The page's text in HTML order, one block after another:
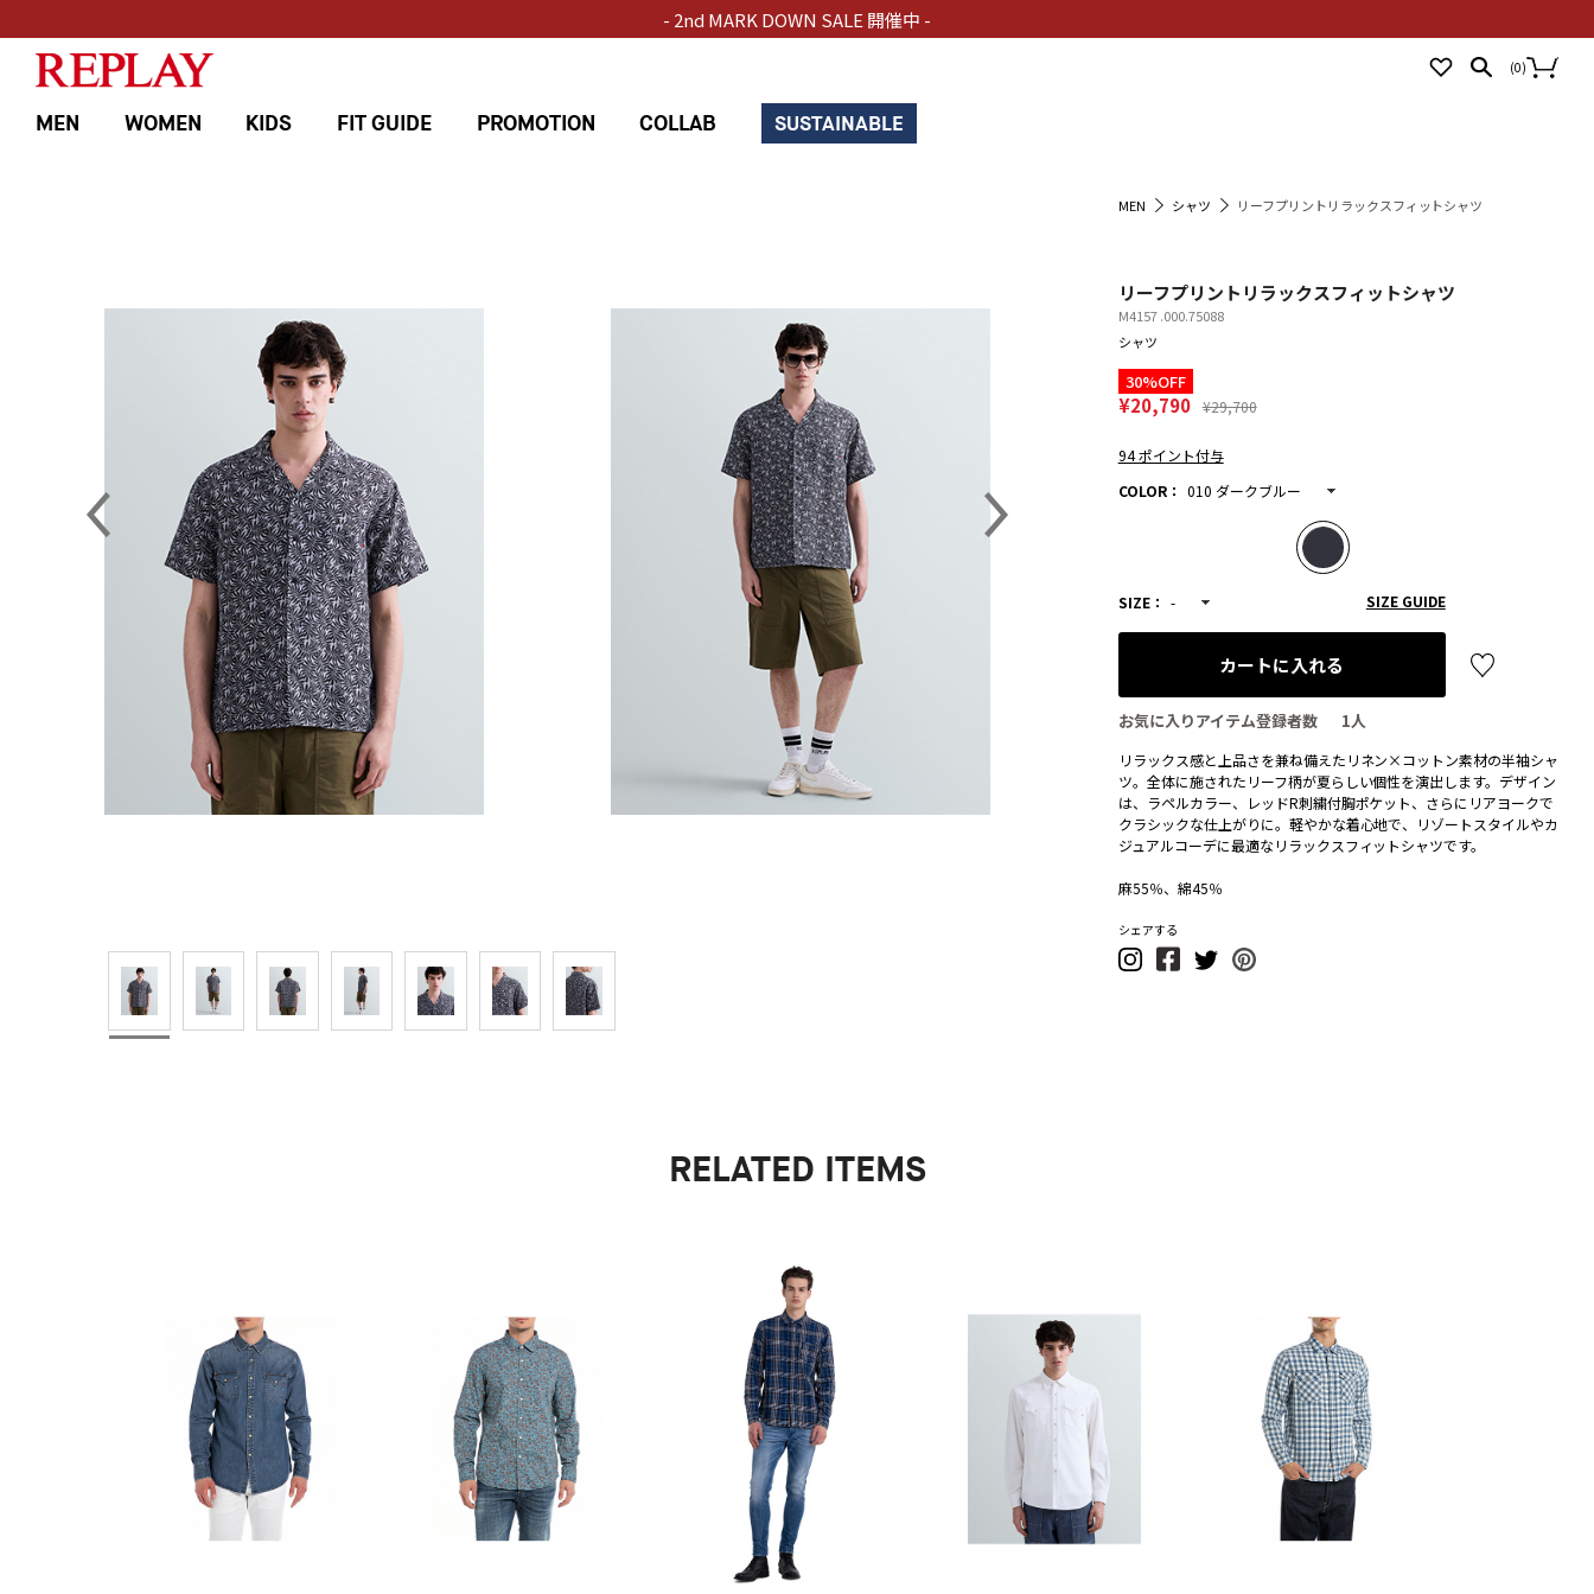
- 2nd MARK DOWN SALE 開催中 -
(0)
MEN WOMEN KIDS FIT GUIDE PROMOTION COLLAB SUSTAINABLE
MEN シャツ リーフプリントリラックスフィットシャツ
リーフプリントリラックスフィットシャツ
M4157 .000.75088
シャツ
30%OFF
¥20,790 ¥29,700
94 ポイント付与
COLOR： 010 ダークブルー
SIZE： - SIZE GUIDE
カートに入れる
お気に入りアイテム登録者数 1人
リラックス感と上品さを兼ね備えたリネン×コットン素材の半袖シャ
ツ。全体に施されたリーフ柄が夏らしい個性を演出します。デザイン
は、ラペルカラー、レッドR刺繍付胸ポケット、さらにリアヨークで
クラシックな仕上がりに。軽やかな着心地で、リゾートスタイルやカ
ジュアルコーデに最適なリラックスフィットシャツです。
麻55％、綿45％
シェアする
RELATED ITEMS